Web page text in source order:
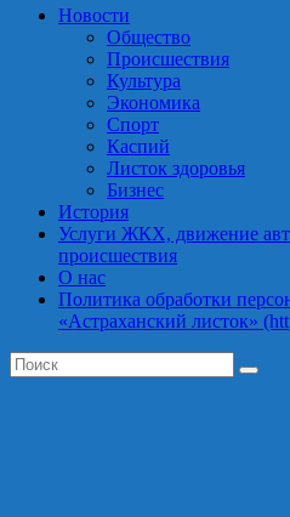
Новости
Общество
Происшествия
Культура
Экономика
Спорт
Каспий
Листок здоровья
Бизнес
История
Услуги ЖКХ, движение
происшествия
О нас
Политика обработки
«Астраханский листок»